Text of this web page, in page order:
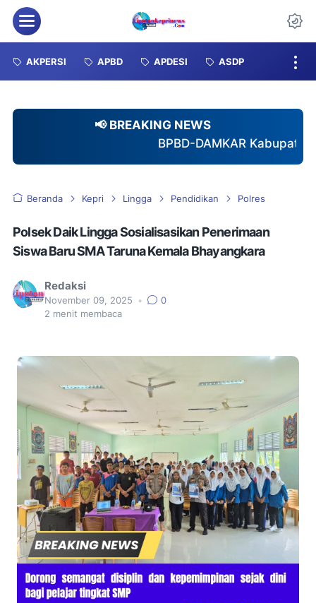
Menu
AKPERSI APBD APDESI ASDP
📢 BREAKING NEWS
BPBD-DAMKAR Kabupaten Karimun Gagas
Beranda Kepri Lingga Pendidikan Polres
Polsek Daik Lingga Sosialisasikan Penerimaan
Siswa Baru SMA Taruna Kemala Bhayangkara
Redaksi
November 09, 2025 •
0
2 menit membaca